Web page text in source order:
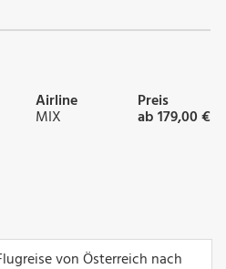
Airline
MIX
Preis
ab 179,00 €
von Österreich nach